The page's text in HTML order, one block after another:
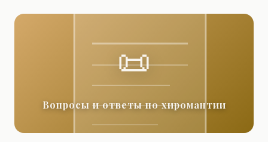
📜
Вопросы и ответы по хиромантии